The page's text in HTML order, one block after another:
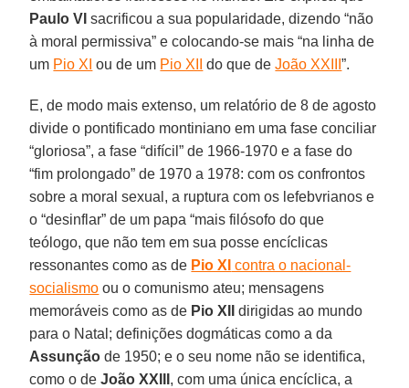
Paulo VI sacrificou a sua popularidade, dizendo “não
à moral permissiva” e colocando-se mais “na linha de
um Pio XI ou de um Pio XII do que deJoão XXIII”.
E, de modo mais extenso, um relatório de 8 de agosto
divide o pontificado montiniano em uma fase conciliar
“gloriosa”, a fase “difícil” de 1966-1970 e a fase do
“fim prolongado” de 1970 a 1978: com os confrontos
sobre a moral sexual, a ruptura com os lefebvrianos e
o “desinflar” de um papa “mais filósofo do que
teólogo, que não tem em sua posse encíclicas
ressonantes como as de Pio XI contra o nacional-
socialismo ou o comunismo ateu; mensagens
memoráveis como as de Pio XII
dirigidas ao mundo
para o Natal; definições dogmáticas como a da
Assunção de 1950; e o seu nome não se identifica,
como o deJoão XXIII , com uma única encíclica, a